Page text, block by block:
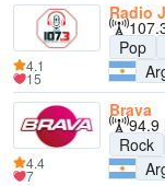
Radio
Pop
4.1
15
Brava
94.9
Rock
4.4
7